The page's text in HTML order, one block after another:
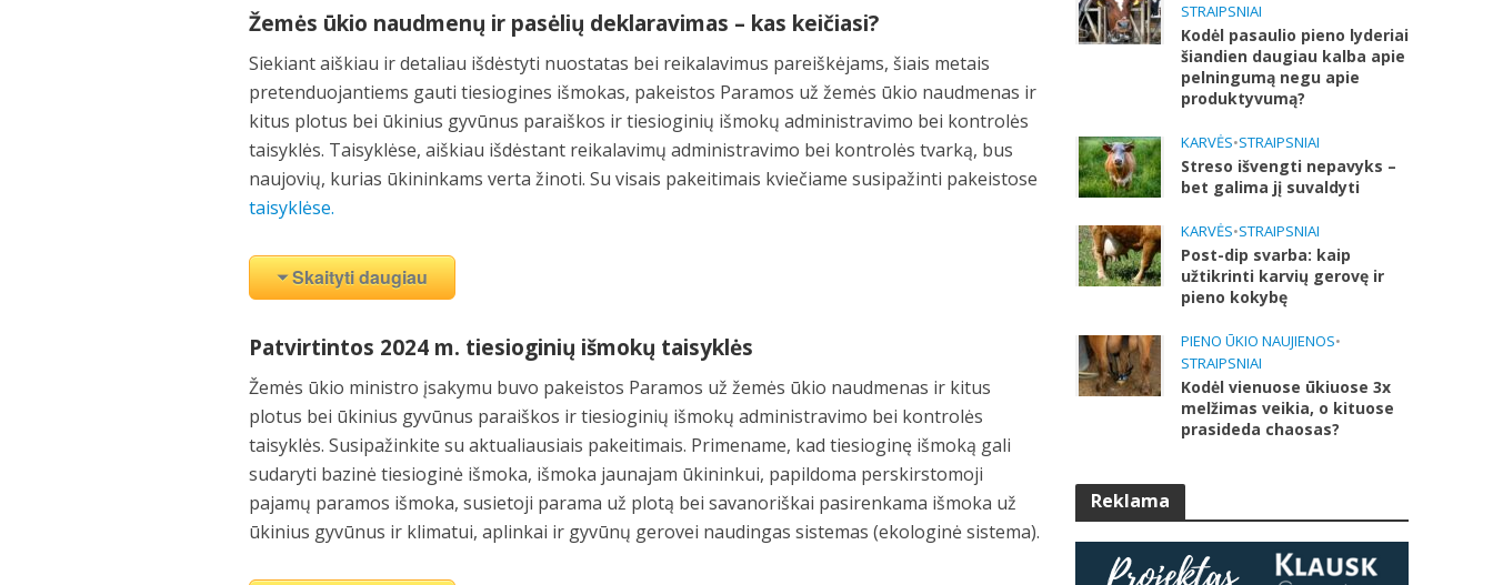
Žemės ūkio naudmenų ir pasėlių deklaravimas – kas keičiasi?
Siekiant aiškiau ir detaliau išdėstyti nuostatas bei reikalavimus pareiškėjams, šiais metais
pretenduojantiems gauti tiesiogines išmokas, pakeistos Paramos už žemės ūkio naudmenas ir
kitus plotus bei ūkinius gyvūnus paraiškos ir tiesioginių išmokų administravimo bei kontrolės
taisyklės. Taisyklėse, aiškiau išdėstant reikalavimų administravimo bei kontrolės tvarką, bus
naujovių, kurias ūkininkams verta žinoti. Su visais pakeitimais kviečiame susipažinti pakeistose
taisyklėse.
Skaityti daugiau
Patvirtintos 2024 m. tiesioginių išmokų taisyklės
Žemės ūkio ministro įsakymu buvo pakeistos Paramos už žemės ūkio naudmenas ir kitus
plotus bei ūkinius gyvūnus paraiškos ir tiesioginių išmokų administravimo bei kontrolės
taisyklės. Susipažinkite su aktualiausiais pakeitimais. Primename, kad tiesioginę išmoką gali
sudaryti bazinė tiesioginė išmoka, išmoka jaunajam ūkininkui, papildoma perskirstomoji
pajamų paramos išmoka, susietoji parama už plotą bei savanoriškai pasirenkama išmoka už
ūkinius gyvūnus ir klimatui, aplinkai ir gyvūnų gerovei naudingas sistemas (ekologinė sistema).
STRAIPSNIAI
Kodėl pasaulio pieno lyderiai
šiandien daugiau kalba apie
pelningumą negu apie
produktyvumą?
KARVĖS•STRAIPSNIAI
Streso išvengti nepavyks –
bet galima jį suvaldyti
KARVĖS•STRAIPSNIAI
Post-dip svarba: kaip
užtikrinti karvių gerovę ir
pieno kokybę
PIENO ŪKIO NAUJIENOS•
STRAIPSNIAI
Kodėl vienuose ūkiuose 3x
melžimas veikia, o kituose
prasideda chaosas?
Reklama